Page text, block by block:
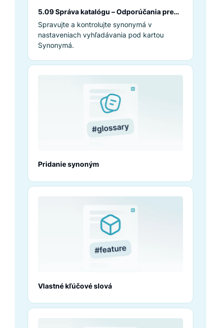
5.09 Správa katalógu – Odporúčania pre
synonymá
Spravujte a kontrolujte synonymá v
nastaveniach vyhľadávania pod kartou
Synonymá.
Pridanie synoným
Vlastné kľúčové slová